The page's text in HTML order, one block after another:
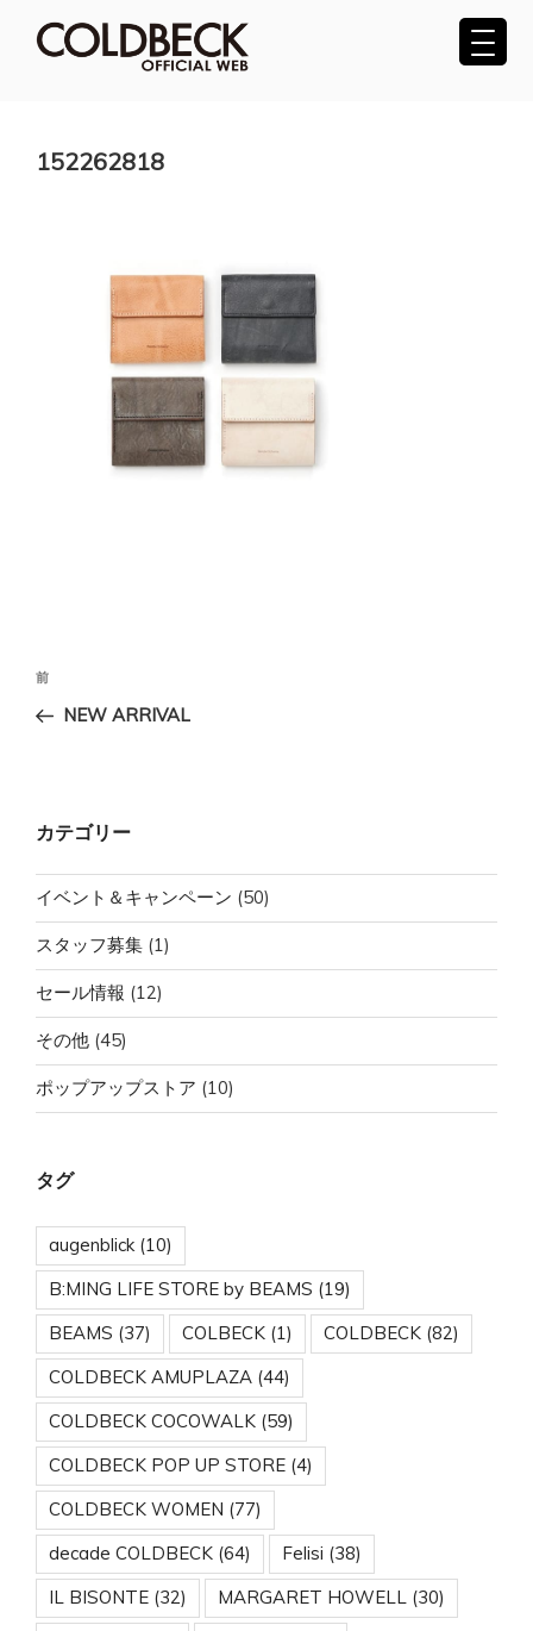
152262818
投
ナ
ー
ョ
ン
前
の
前
NEW ARRIVAL
カテゴリー
イベント＆キャンペーン (50)
スタッフ募集 (1)
セール情報 (12)
その他 (45)
ポップアップストア (10)
タグ
augenblick(10)
B:MING LIFE STORE by BEAMS (19)
BEAMS (37) COLBECK (1) COLDBECK (82)
COLDBECK AMUPLAZA (44)
COLDBECK COCOWALK (59)
COLDBECK POP UP STORE (4)
COLDBECK WOMEN (77)
decade COLDBECK (64) Felisi (38)
IL BISONTE (32) MARGARET HOWELL (30)